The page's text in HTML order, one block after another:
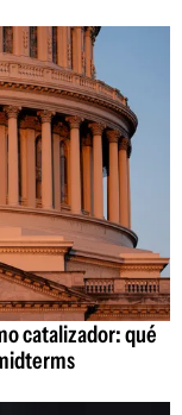
catalizador: qué